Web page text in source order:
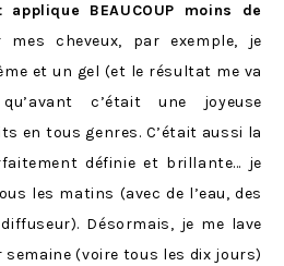
applique BEAUCOUP moins de
mes cheveux, par exemple, je
et un gel (et le résultat me va
c’était une joyeuse
en tous genres. C’était aussi la
définie et brillante… je
les matins (avec de l’eau, des
Désormais, je me lave
semaine (voire tous les dix jours)